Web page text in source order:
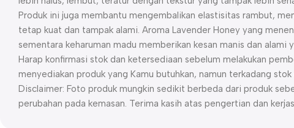
Produk ini juga membantu mengembalikan elastisitas rambut,
tetap kuat dan tampak alami. Aroma Lavender Honey yang
sementara keharuman madu memberikan kesan manis dan alami
Harap konfirmasi stok dan ketersediaan sebelum melakukan
menyediakan produk yang Kamu butuhkan, namun terkadang
Disclaimer: Foto produk mungkin sedikit berbeda dari produk
perubahan pada kemasan. Terima kasih atas pengertian dan